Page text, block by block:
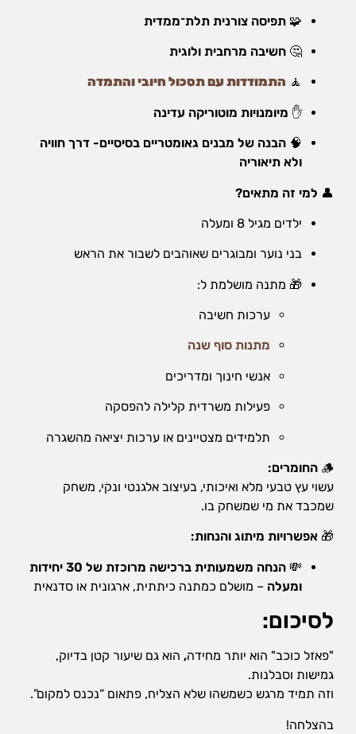
🧩 תפיסה צורנית תלת־ממדית
🤔 חשיבה מרחבית ולוגית
🧘 התמודדות עם תסכול חיובי והתמדה
✋ מיומנויות מוטוריקה עדינה
🧠 הבנה של מבנים גאומטריים בסיסיים- דרך חוויה
ולא תיאוריה
👤 למי זה מתאים?
ילדים מגיל 8 ומעלה
בני נוער ומבוגרים שאוהבים לשבור את הראש
🎁 מתנה מושלמת ל:
ערכות חשיבה
מתנות סוף שנה
אנשי חינוך ומדריכים
פעילות משרדית קלילה להפסקה
תלמידים מצטיינים או ערכות יציאה מהשגרה
🪵 החומרים:
עשוי עץ טבעי מלא ואיכותי, בעיצוב אלגנטי ונקי, משחק
שמכבד את מי שמשחק בו.
🎁 אפשרויות מיתוג והנחות:
💸
הנחה משמעותית ברכישה מרוכזת של 30 יחידות
ומעלה – מושלם כמתנה כיתתית, ארגונית או סדנאית
לסיכום:
"פאזל כוכב" הוא יותר מחידה, הוא גם שיעור קטן בדיוק,
גמישות וסבלנות.
וזה תמיד מרגש כשמשהו שלא הצליח, פתאום “נכנס למקום”.
בהצלחה!
על-ידי
תחומי
וההתנהגות
בזמן
באתר, אתן
את הסיכוי
והצעות
אישית.